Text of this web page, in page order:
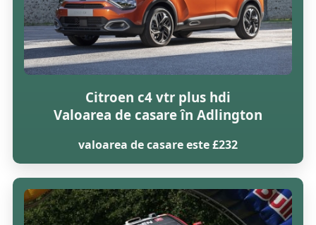
Citroen c4 vtr plus hdi
Valoarea de casare în Adlington
valoarea de casare este £232